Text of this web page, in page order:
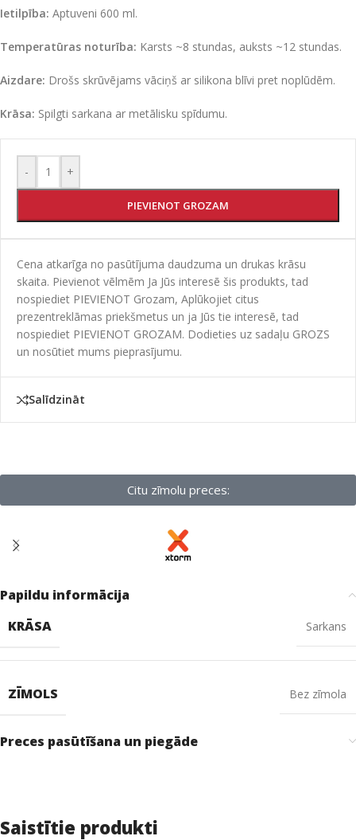
Ietilpība: Aptuveni 600 ml.
Temperatūras noturība: Karsts ~8 stundas, auksts ~12 stundas.
Aizdare: Drošs skrūvējams vāciņš ar silikona blīvi pret noplūdēm.
Krāsa: Spilgti sarkana ar metālisku spīdumu.
- +
PIEVIENOT GROZAM
Cena atkarīga no pasūtījuma daudzuma un drukas krāsu
skaita. Pievienot vēlmēm Ja Jūs interesē šis produkts, tad
nospiediet PIEVIENOT Grozam, Aplūkojiet citus
prezentreklāmas priekšmetus un ja Jūs tie interesē, tad
nospiediet PIEVIENOT GROZAM. Dodieties uz sadaļu GROZS
un nosūtiet mums pieprasījumu.
Salīdzināt
Citu zīmolu preces:
Papildu informācija
KRĀSA
Sarkans
ZĪMOLS Bez zīmola
Preces pasūtīšana un piegāde
Saistītie produkti